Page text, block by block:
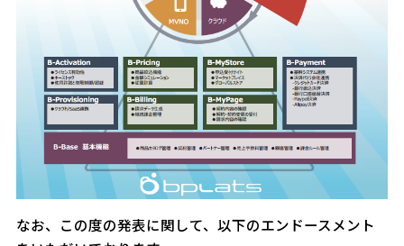
なお、この度の発表に関して、以下のエンドースメント